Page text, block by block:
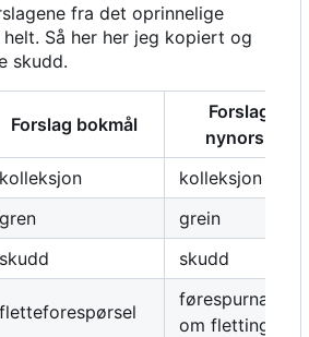
fra det oprinnelige
Så her her jeg kopiert og
skudd.
Forslag bokmål
Forslag
nynorsk
kolleksjon
kolleksjon
gren
grein
skudd
skudd
fletteforespørsel
førespurnad
om fletting